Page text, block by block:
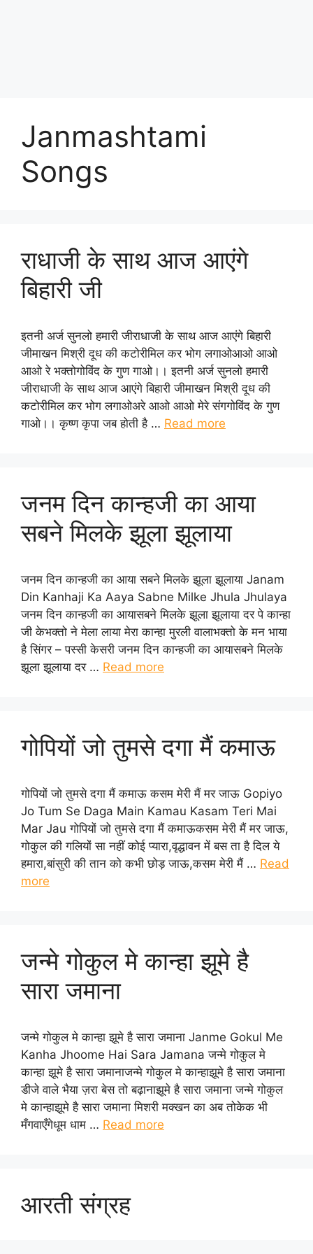
Janmashtami
Songs
राधाजी के साथ आज आएंगे
बिहारी जी
इतनी अर्ज सुनलो हमारी जीराधाजी के साथ आज आएंगे बिहारी
जीमाखन मिश्री दूध की कटोरीमिल कर भोग लगाओआओ आओ
आओ रे भक्तोगोविंद के गुण गाओ।। इतनी अर्ज सुनलो हमारी
जीराधाजी के साथ आज आएंगे बिहारी जीमाखन मिश्री दूध की
कटोरीमिल कर भोग लगाओअरे आओ आओ मेरे संगगोविंद के गुण
गाओ।। कृष्ण कृपा जब होती है … Read more
जनम दिन कान्हजी का आया
सबने मिलके झूला झूलाया
जनम दिन कान्हजी का आया सबने मिलके झूला झूलाया Janam
Din Kanhaji Ka Aaya Sabne Milke Jhula Jhulaya
जनम दिन कान्हजी का आयासबने मिलके झूला झूलाया दर पे कान्हा
जी केभक्तो ने मेला लाया मेरा कान्हा मुरली वालाभक्तो के मन भाया
है सिंगर – पस्सी केसरी जनम दिन कान्हजी का आयासबने मिलके
झूला झूलाया दर … Read more
गोपियों जो तुमसे दगा मैं कमाऊ
गोपियों जो तुमसे दगा मैं कमाऊ कसम मेरी मैं मर जाऊ Gopiyo
Jo Tum Se Daga Main Kamau Kasam Teri Mai
Mar Jau गोपियों जो तुमसे दगा मैं कमाऊकसम मेरी मैं मर जाऊ,
गोकुल की गलियों सा नहीं कोई प्यारा,वृद्धावन में बस ता है दिल ये
हमारा,बांसुरी की तान को कभी छोड़ जाऊ,कसम मेरी मैं … Read
more
जन्मे गोकुल मे कान्हा झूमे है
सारा जमाना
जन्मे गोकुल मे कान्हा झूमे है सारा जमाना Janme Gokul Me
Kanha Jhoome Hai Sara Jamana जन्मे गोकुल मे
कान्हा झूमे है सारा जमानाजन्मे गोकुल मे कान्हाझूमे है सारा जमाना
डीजे वाले भैया ज़रा बेस तो बढ़ानाझूमे है सारा जमाना जन्मे गोकुल
मे कान्हाझूमे है सारा जमाना मिशरी मक्खन का अब तोकेक भी
मँगवाएँगेधूम धाम … Read more
आरती संग्रह